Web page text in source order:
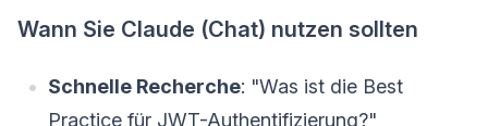
Wann Sie Claude (Chat) nutzen sollten
Schnelle Recherche: "Was ist die Best
Practice für JWT-Authentifizierung?"